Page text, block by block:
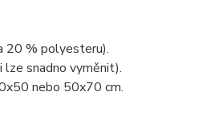
20 % polyesteru).
lze snadno vyměnit).
nebo 50x70 cm.